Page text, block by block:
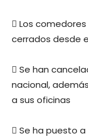
 Los
cerrados desde
 Se han
nacional,
a sus oficinas
 Se ha puesto